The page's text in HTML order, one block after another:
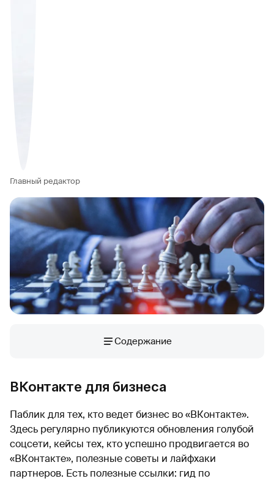
Главный редактор
Содержание
ВКонтакте для бизнеса
Паблик для тех, кто ведет бизнес во «ВКонтакте».
Здесь регулярно публикуются обновления голубой
соцсети, кейсы тех, кто успешно продвигается во
«ВКонтакте», полезные советы и лайфхаки
партнеров. Есть полезные ссылки: гид по